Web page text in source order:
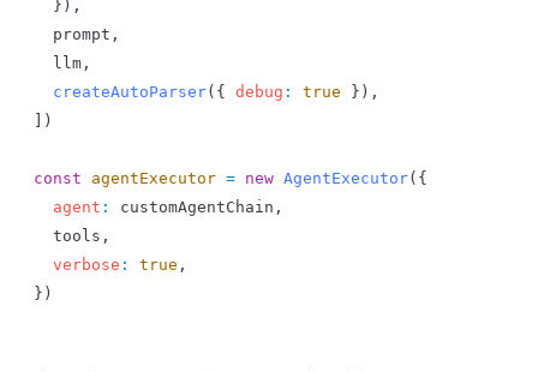
  }),
  prompt
,
  llm
,
  createAutoParser
({ debug : true }),
])
const agentExecutor = new AgentExecutor({
  agent
: customAgentChain ,
  tools
,
  verbose
: true ,
})